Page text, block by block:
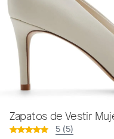
Zapatos de Vestir
5 (5)